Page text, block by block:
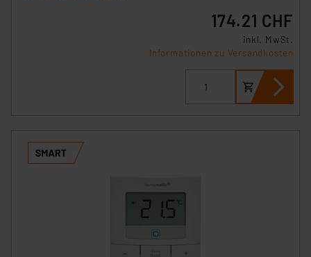
174.21 CHF
inkl. MwSt.
Informationen zu Versandkosten